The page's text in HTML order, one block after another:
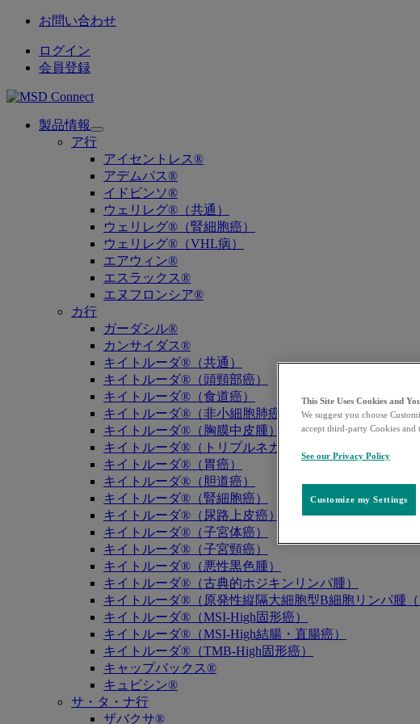
お問い合わせ
ログイン
会員登録
製品情報
Open
submenu
ア行
アイセントレス®
アデムパス®
イドビンソ®
ウェリレグ®（共通）
ウェリレグ®（腎細胞癌）
ウェリレグ®（VHL病）
エアウィン®
エスラックス®
エヌフロンシア®
カ行
ガーダシル®
カンサイダス®
キイトルーダ®（共通）
キイトルーダ®（頭頸部癌）
キイトルーダ®（食道癌）
キイトルーダ®（非小細胞肺癌）
キイトルーダ®（胸膜中皮腫）
キイトルーダ®（トリプルネガティブ乳癌）
キイトルーダ®（胃癌）
キイトルーダ®（胆道癌）
キイトルーダ®（腎細胞癌）
キイトルーダ®（尿路上皮癌）
キイトルーダ®（子宮体癌）
キイトルーダ®（子宮頸癌）
キイトルーダ®（悪性黒色腫）
キイトルーダ®（古典的ホジキンリンパ腫）
キイトルーダ®（原発性縦隔大細胞型B細胞リンパ腫（
キイトルーダ®（MSI-High固形癌）
キイトルーダ®（MSI-High結腸・直腸癌）
キイトルーダ®（TMB-High固形癌）
キャップバックス®
キュビシン®
サ・タ・ナ行
ザバクサ®
This Site Uses Cookies and
We suggest you choose
accept third-party Cookies and
See our Privacy Policy
Customize my Settings